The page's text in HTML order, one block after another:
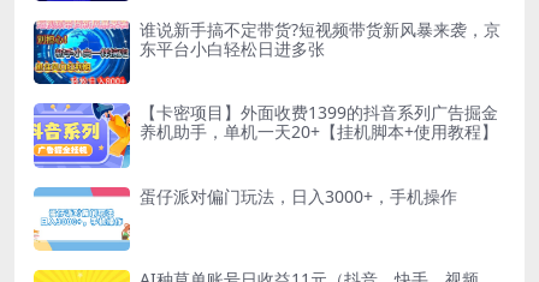
谁说新手搞不定带货?短视频带货新风暴来袭，京
东平台小白轻松日进多张
【卡密项目】外面收费1399的抖音系列广告掘金
养机助手，单机一天20+【挂机脚本+使用教程】
蛋仔派对偏门玩法，日入3000+，手机操作